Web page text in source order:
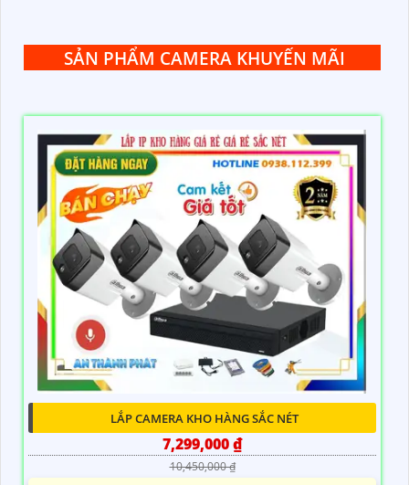
SẢN PHẨM CAMERA KHUYẾN MÃI
LẮP CAMERA KHO HÀNG SẮC NÉT
7,299,000 ₫
10,450,000 ₫